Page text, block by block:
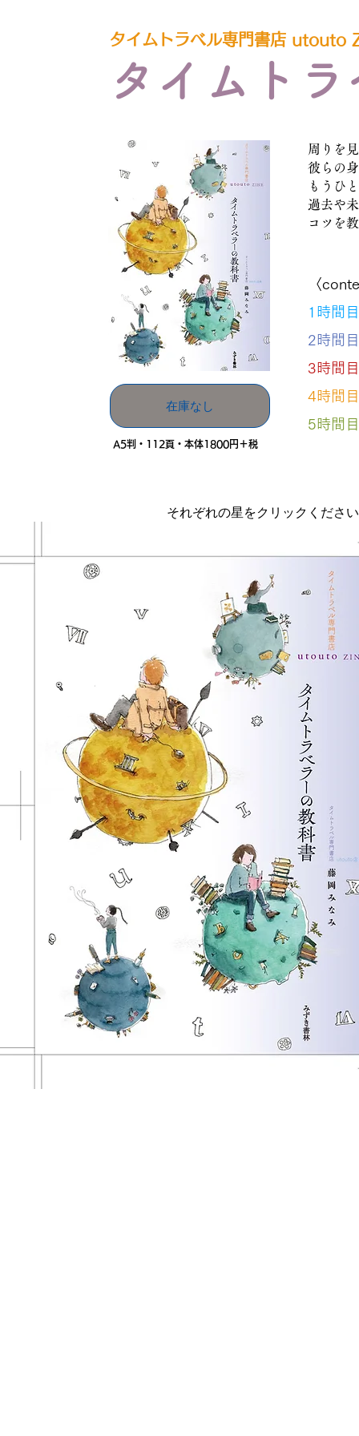
タイムトラベル専門書店 utouto
タイムト
在庫なし
A5判・112頁・本体1800円＋税
周りを
彼らの
もうひ
過去や
コツを
〈
1時間
2時間
3時間
4時間
5時間
それぞれの星をクリックくださ